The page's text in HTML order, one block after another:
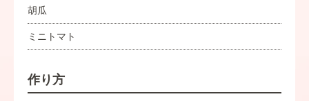
胡瓜
ミニトマト
作り方